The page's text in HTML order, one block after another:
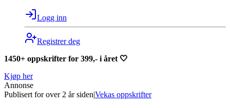
Logg inn
Registrer deg
1450+ oppskrifter for 399,- i året 🤍
Kjøp her
Annonse
Publisert for over 2 år siden|Vekas oppskrifter